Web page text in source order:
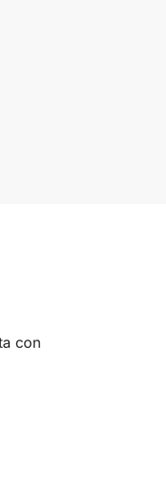
con